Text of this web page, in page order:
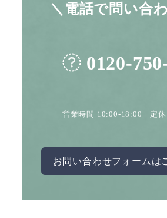
＼電話で問い合
0120-
営業時間 10:00-18:00 定休
お問い合わせフォームは